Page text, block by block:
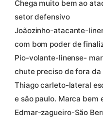
Chega muito bem ao
setor defensivo
Joãozinho-atacante-
com bom poder de
Pio-volante-linense-
chute preciso de fora da
Thiago carleto-lateral
e são paulo. Marca bem
Edmar-zagueiro-São